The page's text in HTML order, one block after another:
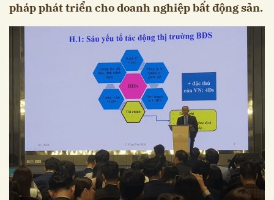
pháp phát triển cho doanh nghiệp bất động sản.